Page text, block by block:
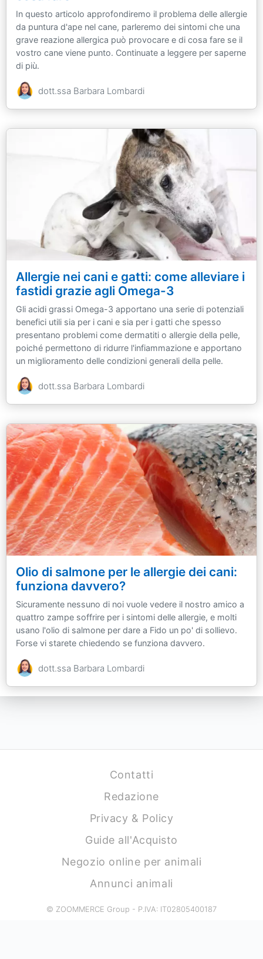
In questo articolo approfondiremo il problema delle allergie
da puntura d'ape nel cane, parleremo dei sintomi che una
grave reazione allergica può provocare e di cosa fare se il
vostro cane viene punto. Continuate a leggere per saperne
di più.
dott.ssa Barbara Lombardi
Allergie nei cani e gatti: come alleviare i
fastidi grazie agli Omega-3
Gli acidi grassi Omega-3 apportano una serie di potenziali
benefici utili sia per i cani e sia per i gatti che spesso
presentano problemi come dermatiti o allergie della pelle,
poiché permettono di ridurre l'infiammazione e apportano
un miglioramento delle condizioni generali della pelle.
dott.ssa Barbara Lombardi
Olio di salmone per le allergie dei cani:
funziona davvero?
Sicuramente nessuno di noi vuole vedere il nostro amico a
quattro zampe soffrire per i sintomi delle allergie, e molti
usano l'olio di salmone per dare a Fido un po' di sollievo.
Forse vi starete chiedendo se funziona davvero.
dott.ssa Barbara Lombardi
Contatti
Redazione
Privacy & Policy
Guide all'Acquisto
Negozio online per animali
Annunci animali
© ZOOMMERCE Group - P.IVA: IT02805400187